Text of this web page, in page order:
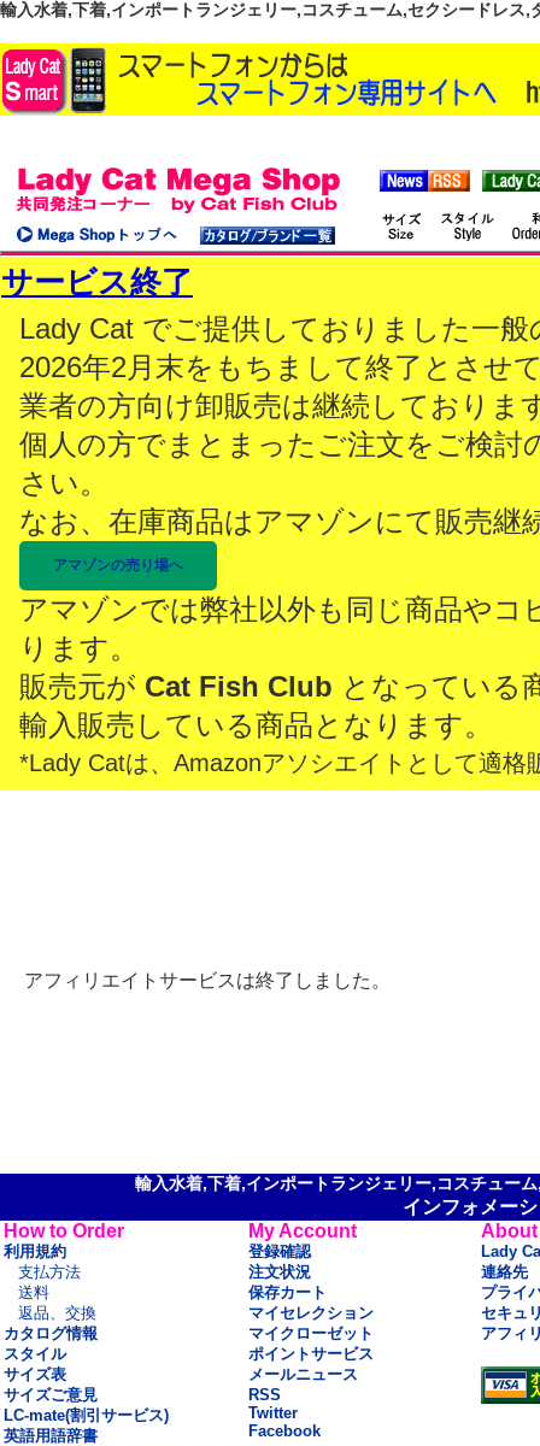
輸入水着,下着,インポートランジェリー,コスチューム,セクシードレス
サービス終了
Lady Cat でご提供しておりました一
2026年2月末をもちまして終了とさせ
業者の方向け卸販売は継続しておりま
個人の方でまとまったご注文をご検討
さい。
なお、在庫商品はアマゾンにて販売継
アマゾンの売り場へ
アマゾンでは弊社以外も同じ商品やコ
ります。
販売元が Cat Fish Club となっている
輸入販売している商品となります。
*Lady Catは、Amazonアソシエイトとして適格
アフィリエイトサービスは終了しました。
輸入水着,下着,インポートランジェリー,コスチュー
インフォメー
How to Order
利用規約
支払方法
送料
返品、交換
カタログ情報
スタイル
サイズ表
サイズご意見
LC-mate(割引サービス)
英語用語辞書
My Account
登録確認
注文状況
保存カート
マイセレクション
マイクローゼット
ポイントサービス
メールニュース
RSS
Twitter
Facebook
About
Lady
連絡先
プライ
セキュ
アフィ